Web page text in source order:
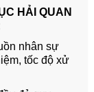
HẢI QUAN
nhân sự
tốc độ xử